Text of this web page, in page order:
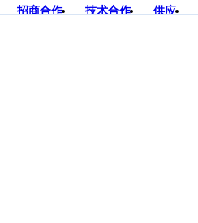
招商合作 技术合作 供应